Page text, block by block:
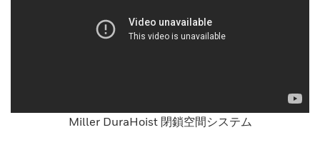
Miller DuraHoist 閉鎖空間システム